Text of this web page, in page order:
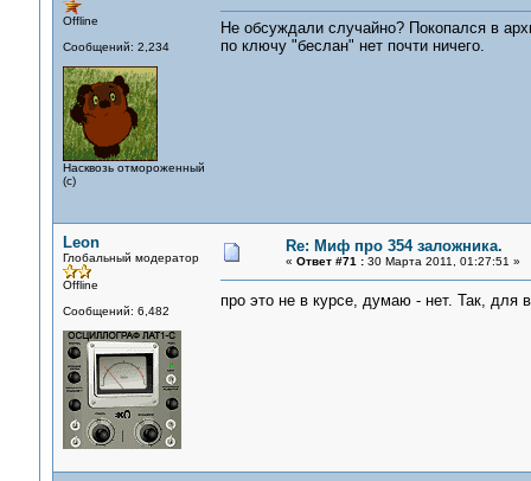
Offline
Сообщений: 2,234
Насквозь отмороженный
(с)
Не обсуждали случайно? Покопался в
по ключу "беслан" нет почти ничего.
Leon
Глобальный модератор
Offline
Сообщений: 6,482
Re: Миф про 354 заложника.
« Ответ #71 :30 Марта 2011, 01:27:51 »
про это не в курсе, думаю - нет. Так, для